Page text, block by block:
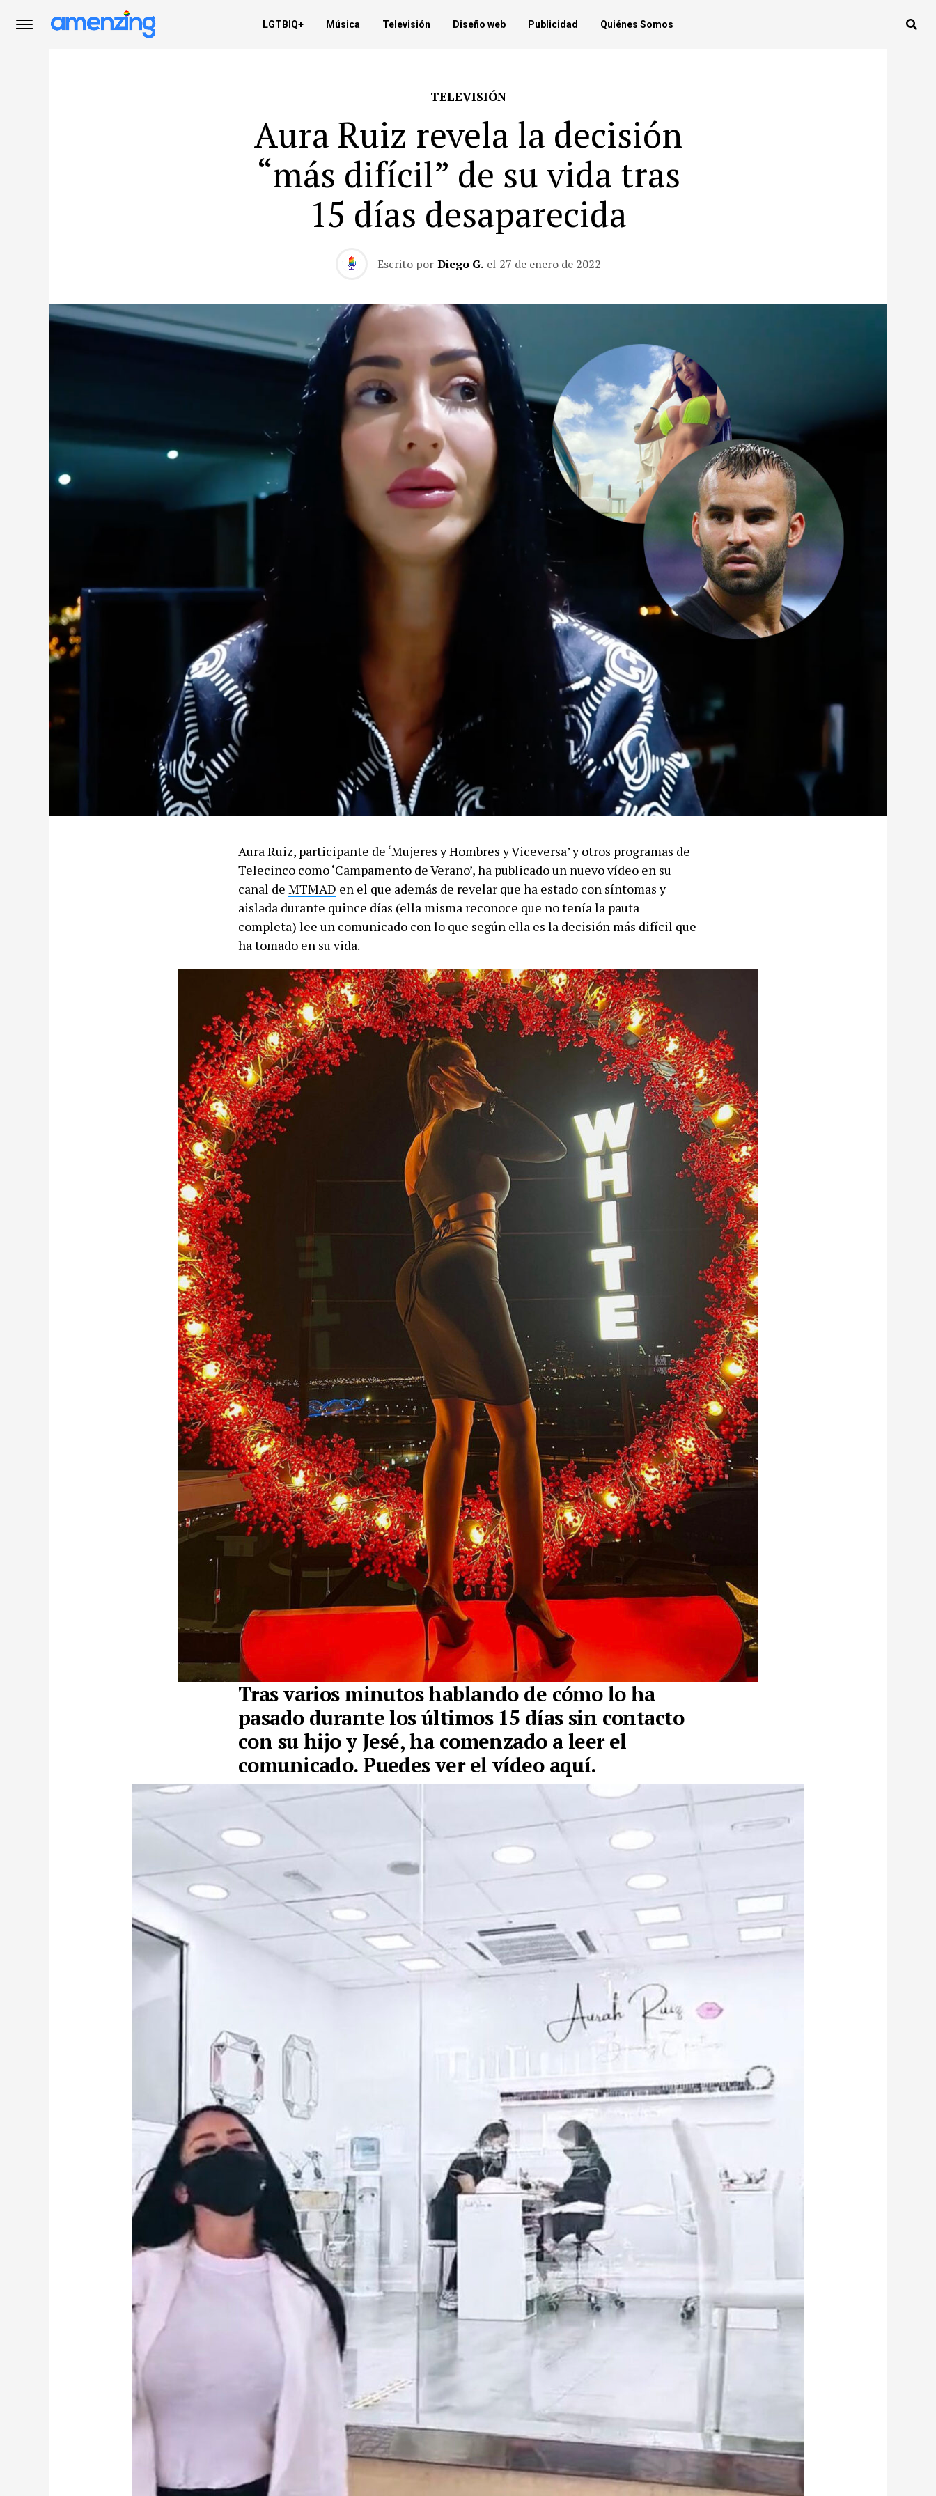
LGTBIQ+ Música Televisión Diseño web Publicidad Quiénes Somos
TELEVISIÓN
Aura Ruiz revela la decisión
“más difícil” de su vida tras
15 días desaparecida
Escrito por Diego G. el 27 de enero de 2022
Aura Ruiz, participante de ‘Mujeres y Hombres y Viceversa’ y otros programas de
Telecinco como ‘Campamento de Verano’, ha publicado un nuevo vídeo en su
canal de MTMAD en el que además de revelar que ha estado con síntomas y
aislada durante quince días (ella misma reconoce que no tenía la pauta
completa) lee un comunicado con lo que según ella es la decisión más difícil que
ha tomado en su vida.
Tras varios minutos hablando de cómo lo ha
pasado durante los últimos 15 días sin contacto
con su hijo y Jesé, ha comenzado a leer el
comunicado. Puedes ver el vídeo aquí.